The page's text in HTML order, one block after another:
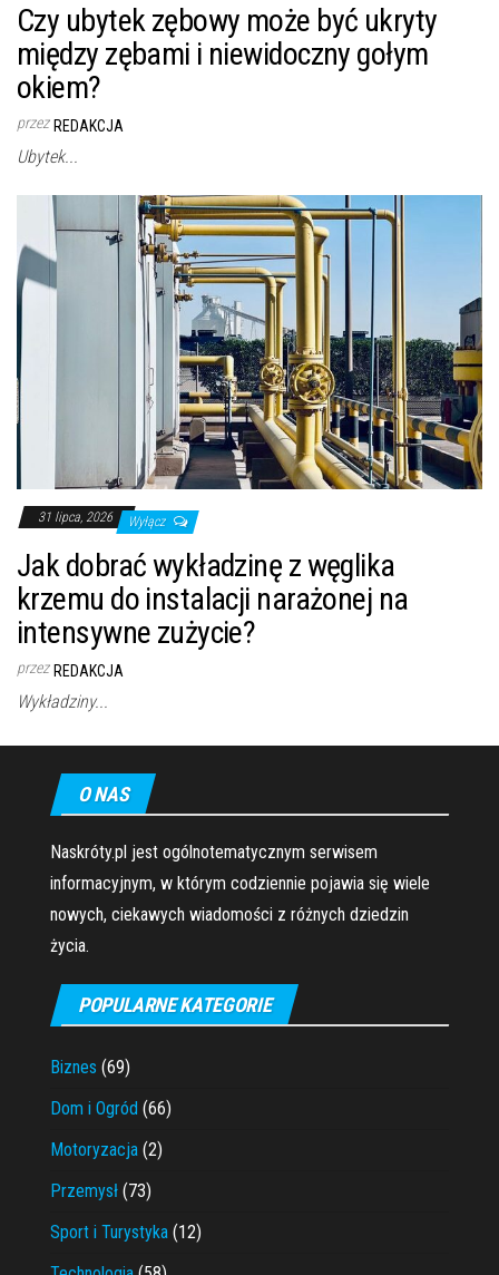
Czy ubytek zębowy może być ukryty
między zębami i niewidoczny gołym
okiem?
przez REDAKCJA
Ubytek...
31 lipca, 2026 Wyłącz
Jak dobrać wykładzinę z węglika
krzemu do instalacji narażonej na
intensywne zużycie?
przez REDAKCJA
Wykładziny...
O NAS
Naskróty.pl jest ogólnotematycznym serwisem
informacyjnym, w którym codziennie pojawia się wiele
nowych, ciekawych wiadomości z różnych dziedzin
życia.
POPULARNE KATEGORIE
Biznes (69)
Dom i Ogród (66)
Motoryzacja (2)
Przemysł (73)
Sport i Turystyka (12)